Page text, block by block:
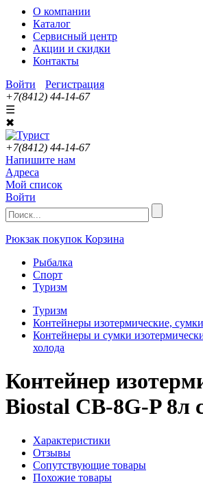
О компании
Каталог
Сервисный центр
Акции и скидки
Контакты
Войти
Регистрация
+7(8412) 44-14-67
☰
✖
+7(8412) 44-14-67
Напишите нам
Адреса
Мой список
Войти
Рюкзак покупок Корзина
Рыбалка
Спорт
Туризм
Туризм
Контейнеры изотермические,
Контейнеры и сумки
холода
Контейнер
Biostal CB-8G-P 8л
Характеристики
Отзывы
Сопутствующие товары
Похожие товары